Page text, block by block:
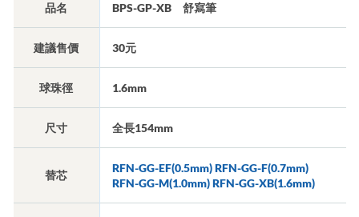
品名 BPS-GP-XB 舒寫筆
建議售價 30元
球珠徑 1.6mm
尺寸 全長154mm
替芯
RFN-GG-EF(0.5mm) RFN-GG-F(0.7mm)
RFN-GG-M(1.0mm) RFN-GG-XB(1.6mm)